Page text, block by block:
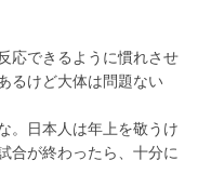
応できるように慣れさせ
るけど大体は問題ない
。日本人は年上を敬うけ
合が終わったら、十分に